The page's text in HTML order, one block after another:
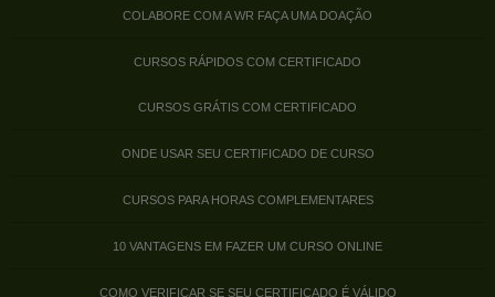
COLABORE COM A WR FAÇA UMA DOAÇÃO
CURSOS RÁPIDOS COM CERTIFICADO
CURSOS GRÁTIS COM CERTIFICADO
ONDE USAR SEU CERTIFICADO DE CURSO
CURSOS PARA HORAS COMPLEMENTARES
10 VANTAGENS EM FAZER UM CURSO ONLINE
COMO VERIFICAR SE SEU CERTIFICADO É VÁLIDO